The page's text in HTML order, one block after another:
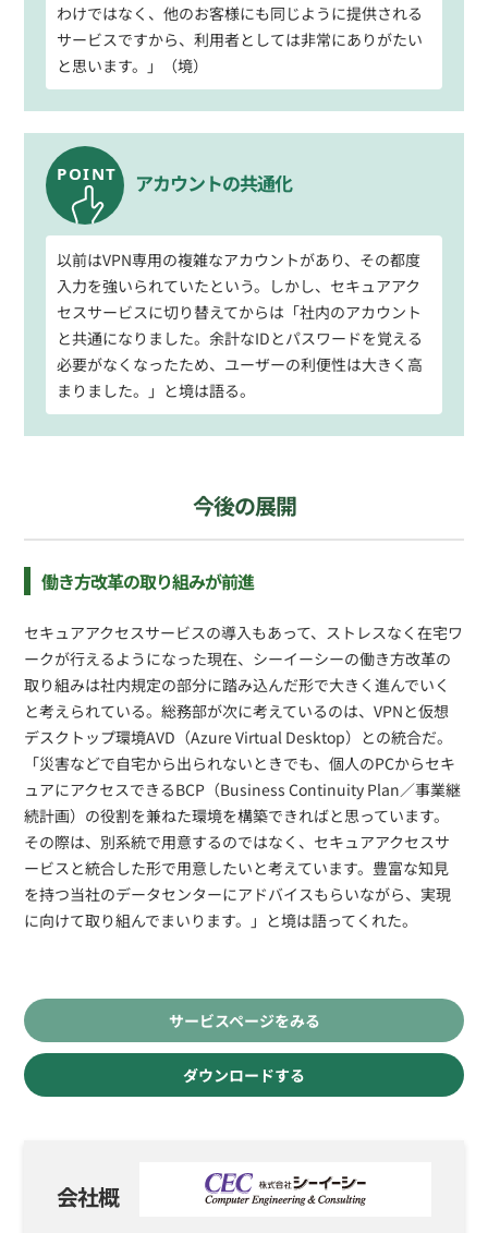
わけではなく、他のお客様にも同じように提供される
サービスですから、利用者としては非常にありがたい
と思います。」（境）
アカウントの共通化
以前はVPN専用の複雑なアカウントがあり、その都度
入力を強いられていたという。しかし、セキュアアク
セスサービスに切り替えてからは「社内のアカウント
と共通になりました。余計なIDとパスワードを覚える
必要がなくなったため、ユーザーの利便性は大きく高
まりました。」と境は語る。
今後の展開
働き方改革の取り組みが前進
セキュアアクセスサービスの導入もあって、ストレスなく在宅ワ
ークが行えるようになった現在、シーイーシーの働き方改革の
取り組みは社内規定の部分に踏み込んだ形で大きく進んでいく
と考えられている。総務部が次に考えているのは、VPNと仮想
デスクトップ環境AVD（Azure Virtual Desktop）との統合だ。
「災害などで自宅から出られないときでも、個人のPCからセキ
ュアにアクセスできるBCP（Business Continuity Plan／事業継
続計画）の役割を兼ねた環境を構築できればと思っています。
その際は、別系統で用意するのではなく、セキュアアクセスサ
ービスと統合した形で用意したいと考えています。豊富な知見
を持つ当社のデータセンターにアドバイスもらいながら、実現
に向けて取り組んでまいります。」と境は語ってくれた。
サービスページをみる
ダウンロードする
会社概